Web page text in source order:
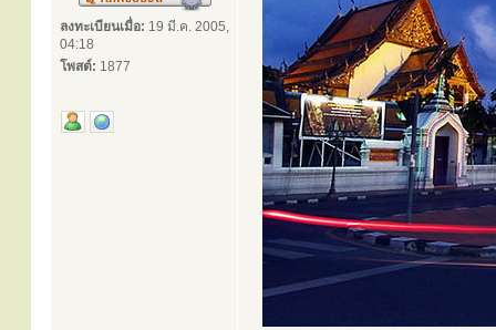
ลงทะเบียนเมื่อ: 19 มี.ค. 2005,
04:18
โพสต์: 1877